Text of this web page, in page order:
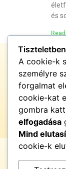
és
A cookie-k
személyre
forgalmat
cookie-kat
gombra
elfogadása
Mind
cookie-k